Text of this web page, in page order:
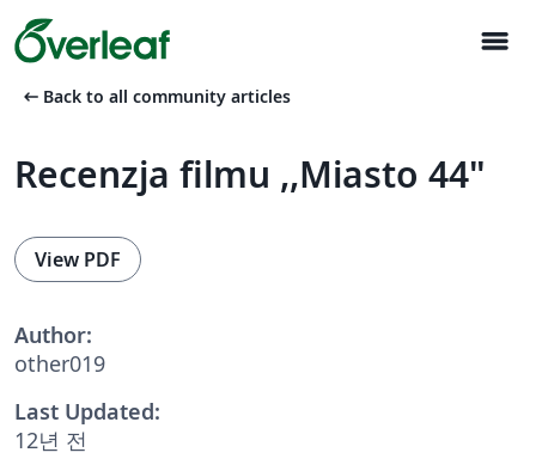
menu
arrow_left_alt Back to all community articles
Recenzja filmu ,,Miasto 44"
View PDF
Author:
other019
Last Updated:
12년 전